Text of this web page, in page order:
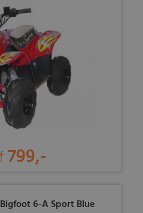
799,-
6-A Sport Blue